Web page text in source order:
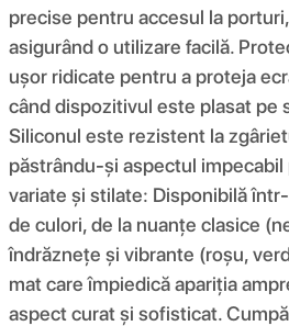
precise pentru accesul la
asigurând o utilizare facilă.
ușor ridicate pentru a proteja
când dispozitivul este plasat pe
Siliconul este rezistent la
păstrându-și aspectul
variate și stilate: Disponibilă
de culori, de la nuanțe clasice
îndrăznețe și vibrante (roșu,
mat care împiedică apariția
aspect curat și sofisticat.